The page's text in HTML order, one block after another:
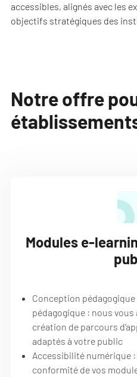
accessibles, alignés avec les
objectifs stratégiques des
Notre offre
Modules e-
Conception
pédagogique : nous
création de parcours
adaptés à votre public
Accessibilité numérique
conformité de vos